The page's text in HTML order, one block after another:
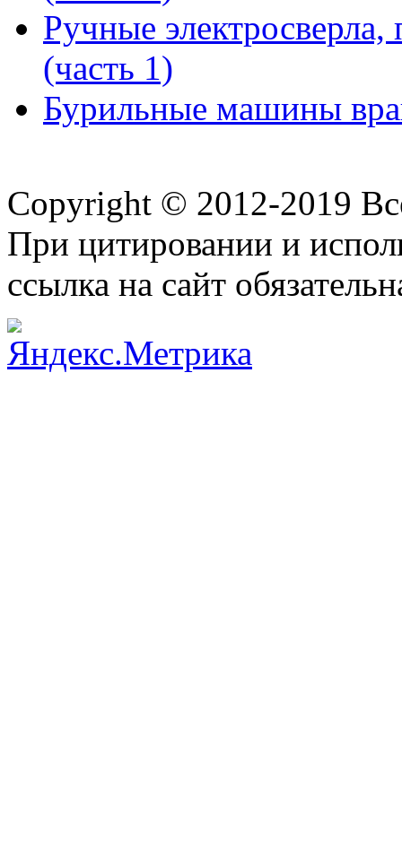
Ручные электросверла,
(часть 1)
Бурильные машины
Copyright © 2012-2019
При цитировании и
ссылка на сайт